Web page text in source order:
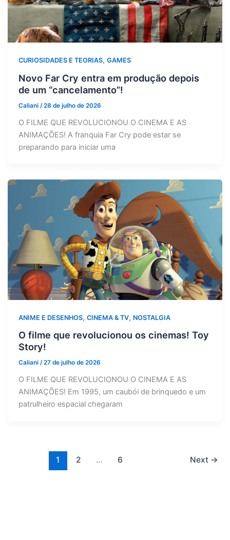
CURIOSIDADES E TEORIAS,GAMES
Novo Far Cry entra em produção depois
de um “cancelamento”!
Caliani /28 de julho de 2026
O FILME QUE REVOLUCIONOU O CINEMA E AS
ANIMAÇÕES! A franquia Far Cry pode estar se
preparando para iniciar uma
ANIME E DESENHOS,CINEMA & TV, NOSTALGIA
O filme que revolucionou os cinemas! Toy
Story!
Caliani/27 de julho de 2026
O FILME QUE REVOLUCIONOU O CINEMA E AS
ANIMAÇÕES! Em 1995, um caubói de brinquedo e um
patrulheiro espacial chegaram
1 2 … 6 Next →